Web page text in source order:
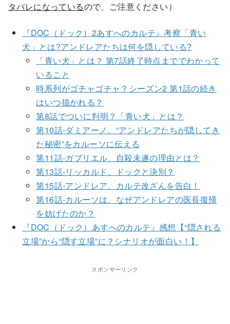
タバレになっているので、ご注意ください）
『DOC（ドック）2あすへのカルテ』考察「青い
犬」とは?アンドレアたちは何を隠している?
「青い犬」とは？ 第7話終了時点まででわかって
いること
時系列がゴチャゴチャ？シーズン2 第1話の続き
はいつ描かれる？
第8話でついに判明？「青い犬」とは？
第10話-ダミアーノ、“アンドレアたちが隠してき
た秘密”をカルーソに伝える
第11話-ガブリエル、自殺未遂の理由とは？
第13話-リッカルド、ドックと決別？
第15話-アンドレア、カルテ改ざんを告白！
第16話-カルーソは、なぜアンドレアの医長復帰
を妨げたのか？
『DOC（ドック）あすへのカルテ』感想【“隠される
立場”から“隠す立場”に？シナリオが面白い！】
スポンサーリンク